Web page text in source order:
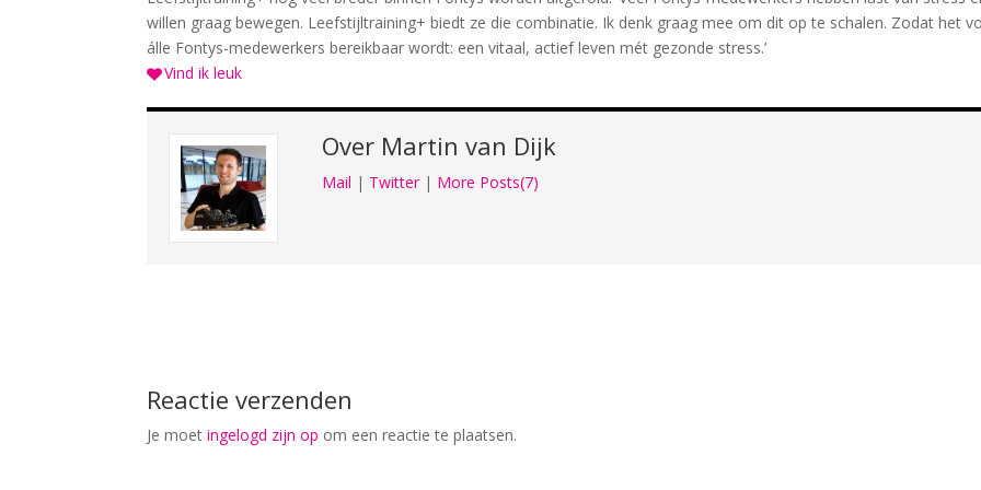
willen graag bewegen. Leefstijltraining+ biedt ze die combinatie. Ik denk graag mee om dit op te schalen. Zodat het
álle Fontys-medewerkers bereikbaar wordt: een vitaal, actief leven mét gezonde stress.’​
Vind ik leuk
Over Martin van Dijk
Mail | Twitter | More Posts(7)
Reactie verzenden
Je moetingelogd zijn op om een reactie te plaatsen.